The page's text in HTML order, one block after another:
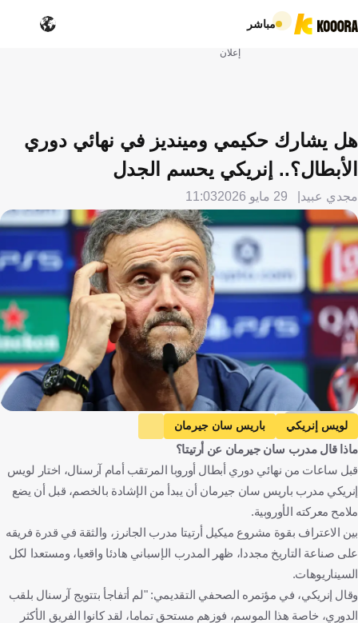
مباشر
إعلان
هل يشارك حكيمي ومينديز في نهائي دوري
الأبطال؟.. إنريكي يحسم الجدل
مجدي عبيد 29 مايو 2026 11:03
Getty Images
لويس إنريكي
باريس سان جيرمان
باريس سان جيرمان ضد آرسنال
آرسنال
أشرف حكيمي
المغرب ضد مدغشقر
المغرب
مدغشقر
المباريات الودية
البرازيل ضد المغرب
البرازيل
كأس العالم المغرب ضد النرويج
النرويج
إسكتلندا ضد المغرب
إسكتلندا
نونو مينديز
البرتغال ضد الكونغو الديمقراطية
الكونغو الديمقراطية
البرتغال ضد أوزبكستان
أوزبكستان
ماذا قال مدرب سان جيرمان عن أرتيتا؟
قبل ساعات من نهائي دوري أبطال أوروبا المرتقب أمام آرسنال، اختار لويس
إنريكي مدرب باريس سان جيرمان أن يبدأ من الإشادة بالخصم، قبل أن يضع
ملامح معركته الأوروبية.
بين الاعتراف بقوة مشروع ميكيل أرتيتا مدرب الجانرز، والثقة في قدرة فريقه
على صناعة التاريخ مجددا، ظهر المدرب الإسباني هادئا واقعيا، ومستعدا لكل
السيناريوهات.
وقال إنريكي، في مؤتمره الصحفي التقديمي: "لم أتفاجأ بتتويج آرسنال بلقب
الدوري، خاصة هذا الموسم، فوزهم مستحق تماما، لقد كانوا الفريق الأكثر